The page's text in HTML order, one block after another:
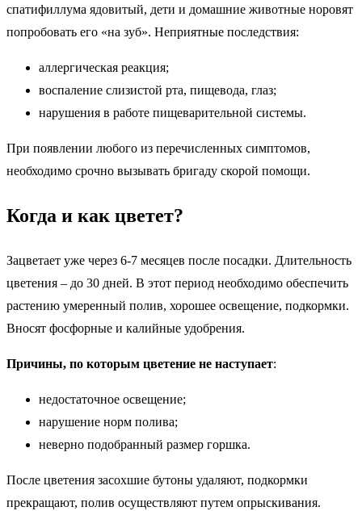
спатифиллума ядовитый, дети и домашние животные норовят
попробовать его «на зуб». Неприятные последствия:
аллергическая реакция;
воспаление слизистой рта, пищевода, глаз;
нарушения в работе пищеварительной системы.
При появлении любого из перечисленных симптомов,
необходимо срочно вызывать бригаду скорой помощи.
Когда и как цветет?
Зацветает уже через 6-7 месяцев после посадки. Длительность
цветения – до 30 дней. В этот период необходимо обеспечить
растению умеренный полив, хорошее освещение, подкормки.
Вносят фосфорные и калийные удобрения.
Причины, по которым цветение не наступает:
недостаточное освещение;
нарушение норм полива;
неверно подобранный размер горшка.
После цветения засохшие бутоны удаляют, подкормки
прекращают, полив осуществляют путем опрыскивания.